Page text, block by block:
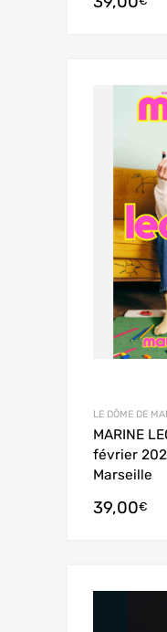
LE DÔME DE
MARINE
février
Marseille
39,00€